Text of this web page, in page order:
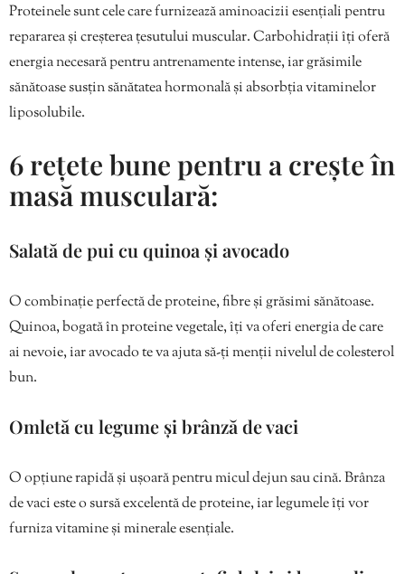
Proteinele sunt cele care furnizează aminoacizii esențiali pentru
repararea și creșterea țesutului muscular. Carbohidrații îți oferă
energia necesară pentru antrenamente intense, iar grăsimile
sănătoase susțin sănătatea hormonală și absorbția vitaminelor
liposolubile.
6 rețete bune pentru a crește în
masă musculară:
Salată de pui cu quinoa și avocado
O combinație perfectă de proteine, fibre și grăsimi sănătoase.
Quinoa, bogată în proteine vegetale, îți va oferi energia de care
ai nevoie, iar avocado te va ajuta să-ți menții nivelul de colesterol
bun.
Omletă cu legume și brânză de vaci
O opțiune rapidă și ușoară pentru micul dejun sau cină. Brânza
de vaci este o sursă excelentă de proteine, iar legumele îți vor
furniza vitamine și minerale esențiale.